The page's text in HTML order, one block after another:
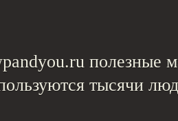
полезные
тысячи